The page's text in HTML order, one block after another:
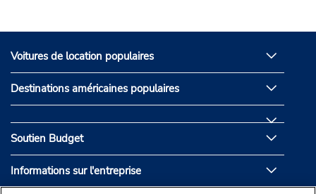
Voitures de location populaires
Destinations américaines populaires
Soutien Budget
Informations sur l'entreprise